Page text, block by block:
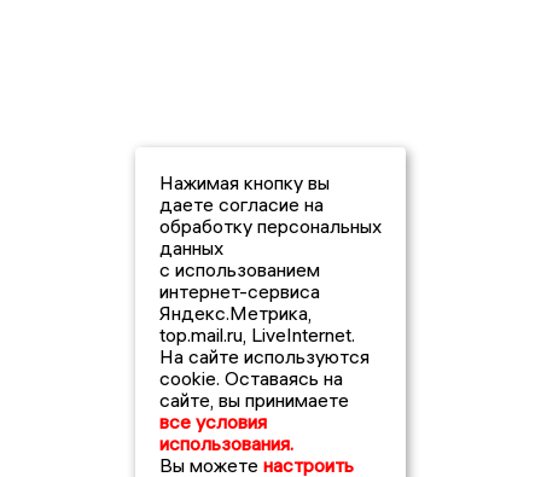
Нажимая кнопку вы
даете согласие на
обработку персональных
данных
с использованием
интернет-сервиса
Яндекс.Метрика,
top.mail.ru, LiveInternet.
На сайте используются
cookie. Оставаясь на
сайте, вы принимаете
все условия
использования.
Вы можете настроить